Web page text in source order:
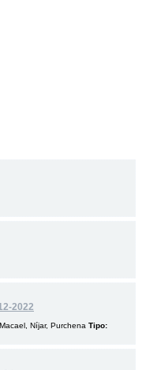
2022
Níjar, Purchena Tipo: